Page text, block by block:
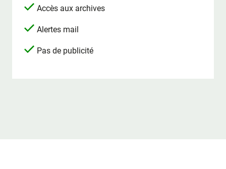
Accès aux archives
Alertes mail
Pas de publicité